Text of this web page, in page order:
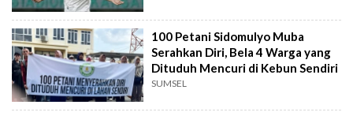
100 Petani Sidomulyo Muba
Serahkan Diri, Bela 4 Warga yang
Dituduh Mencuri di Kebun Sendiri
SUMSEL